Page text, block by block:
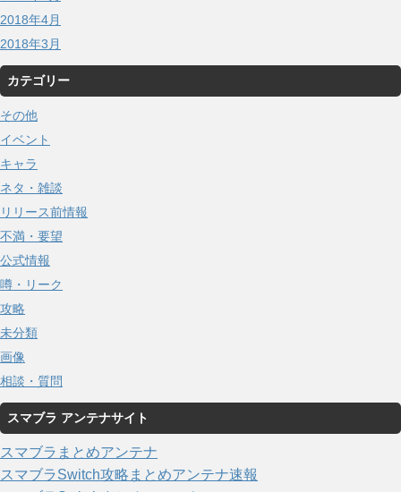
2018年4月
2018年3月
カテゴリー
その他
イベント
キャラ
ネタ・雑談
リリース前情報
不満・要望
公式情報
噂・リーク
攻略
未分類
画像
相談・質問
スマブラ アンテナサイト
スマブラまとめアンテナ
スマブラSwitch攻略まとめアンテナ速報